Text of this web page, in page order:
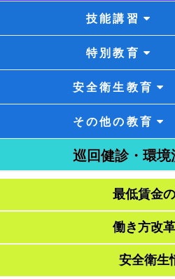
技能講習
特別教育
安全衛生教育
その他の教育
巡回健診・環境
最低賃金の
働き方改
安全衛生